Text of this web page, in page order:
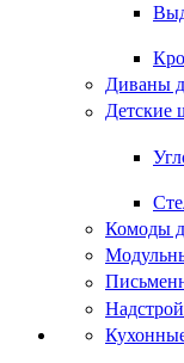
Диваны
Детские
Комоды